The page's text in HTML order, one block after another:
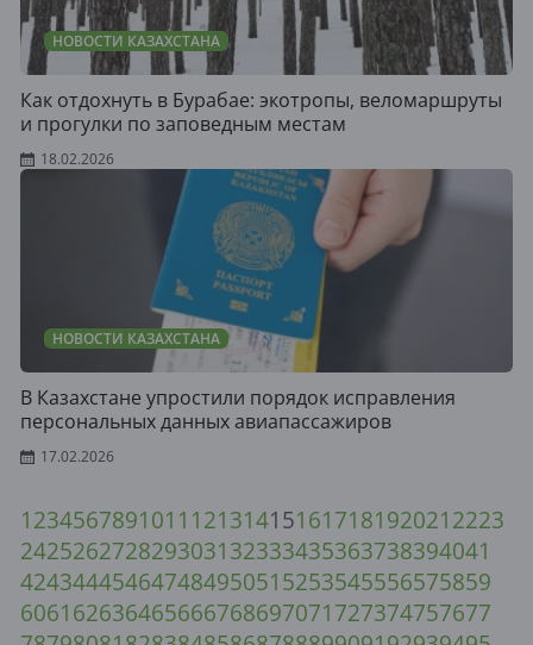
НОВОСТИ КАЗАХСТАНА
Как отдохнуть в Бурабае: экотропы, веломаршруты
и прогулки по заповедным местам
18.02.2026
НОВОСТИ КАЗАХСТАНА
В Казахстане упростили порядок исправления
персональных данных авиапассажиров
17.02.2026
1234567891011 121314151617181920212223
242526272829303132333435363738394041
424344454647484950515253545556575859
606162636465666768697071727374757677